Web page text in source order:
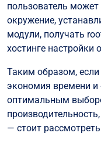
пользователь может
окружение,
модули, получать
хостинге настройки
Таким образом,
экономия времени и
оптимальным
— стоит рассмотреть